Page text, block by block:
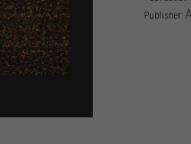
Publisher: